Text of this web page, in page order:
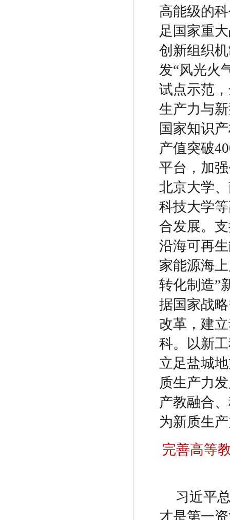
高能级的
足国家重
创新组织
发“风光火
试点示范
生产力与
国家知识
产值突破
平台，加
北京大学
科技大学
合发展。
沿海可再
家能源海
转化制造”
据国家战
改革，建
科。以新
立足盐城
质生产力
产教融合
为新质生
完善高等
习近平
才是第一